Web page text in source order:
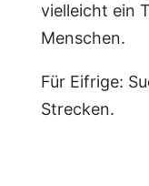
vielleicht ein
Menschen.
Für Eifrige:
Strecken.